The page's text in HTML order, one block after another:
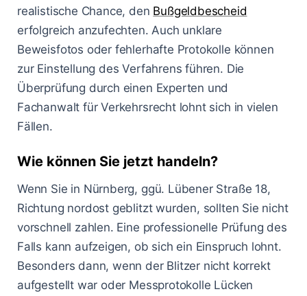
realistische Chance, den Bußgeldbescheid
erfolgreich anzufechten. Auch unklare
Beweisfotos oder fehlerhafte Protokolle können
zur Einstellung des Verfahrens führen. Die
Überprüfung durch einen Experten und
Fachanwalt für Verkehrsrecht lohnt sich in vielen
Fällen.
Wie können Sie jetzt handeln?
Wenn Sie in Nürnberg, ggü. Lübener Straße 18,
Richtung nordost geblitzt wurden, sollten Sie nicht
vorschnell zahlen. Eine professionelle Prüfung des
Falls kann aufzeigen, ob sich ein Einspruch lohnt.
Besonders dann, wenn der Blitzer nicht korrekt
aufgestellt war oder Messprotokolle Lücken